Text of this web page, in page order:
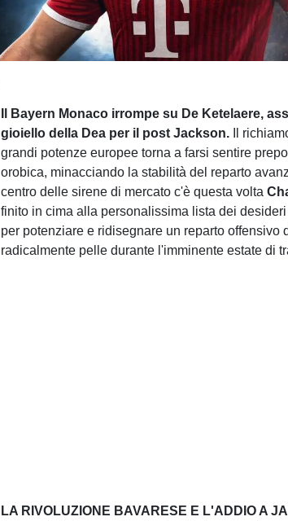
Il Bayern Monaco irrompe su De Ketelaere,
gioiello della Dea per il post Jackson. Il
grandi potenze europee torna a farsi sentire
orobica, minacciando la stabilità del reparto
centro delle sirene di mercato c'è questa volta
finito in cima alla personalissima lista dei
per potenziare e ridisegnare un reparto offensivo
radicalmente pelle durante l'imminente estate di
LA RIVOLUZIONE BAVARESE E L'ADDIO A